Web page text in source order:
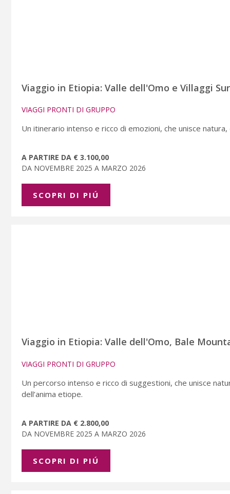
Viaggio in Etiopia: Valle dell'Omo e Villaggi
VIAGGI PRONTI DI GRUPPO
Un itinerario intenso e ricco di emozioni, che unisce
A PARTIRE DA € 3.100,00
DA NOVEMBRE 2025 A MARZO 2026
SCOPRI DI PIÚ
Viaggio in Etiopia: Valle dell'Omo, Bale
VIAGGI PRONTI DI GRUPPO
Un percorso intenso e ricco di suggestioni, che unisce
dell’anima etiope.
A PARTIRE DA € 2.800,00
DA NOVEMBRE 2025 A MARZO 2026
SCOPRI DI PIÚ